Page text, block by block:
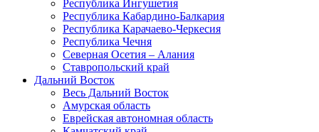
Республика Ингушетия
Республика Кабардино-Балкария
Республика Карачаево-Черкесия
Республика Чечня
Северная Осетия – Алания
Ставропольский край
Дальний Восток
Весь Дальний Восток
Амурская область
Еврейская автономная область